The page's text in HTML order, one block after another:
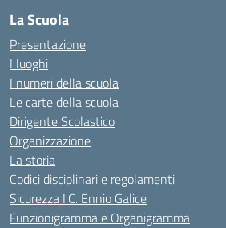
La Scuola
Presentazione
I luoghi
I numeri della scuola
Le carte della scuola
Dirigente Scolastico
Organizzazione
La storia
Codici disciplinari e regolamenti
Sicurezza I.C. Ennio Galice
Funzionigramma e Organigramma